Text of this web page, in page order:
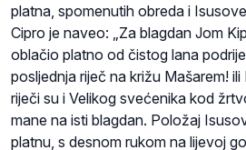
platna, spomenutih obreda i
Cipro je naveo: „Za blagdan Jom
oblačio platno od čistog lana
posljednja riječ na križu Mašarem!
riječi su i Velikog svećenika kod
mane na isti blagdan. Položaj
platnu, s desnom rukom na lijevoj